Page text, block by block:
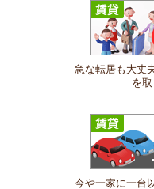
急な転居も大丈
を取
今や一家に一台